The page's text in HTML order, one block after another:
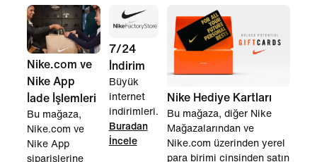
Nike.com ve
Nike App
İade İşlemleri
Bu mağaza,
Nike.com ve
Nike App
siparişlerine
7/24
İndirim
Büyük
internet
indirimleri.
Buradan
İncele
Nike Hediye Kartları
Bu mağaza, diğer Nike
Mağazalarından ve
Nike.com üzerinden yerel
para birimi cinsinden satın